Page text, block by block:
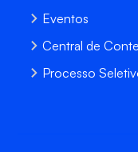
Eventos
Central de
Processo